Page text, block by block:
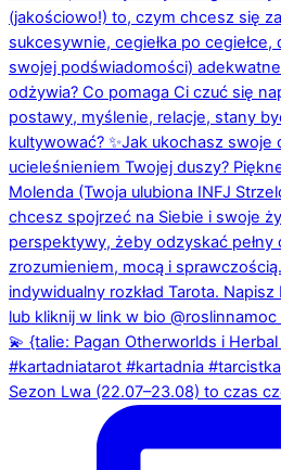
Sezon Lwa (22.07–23.08) to czas